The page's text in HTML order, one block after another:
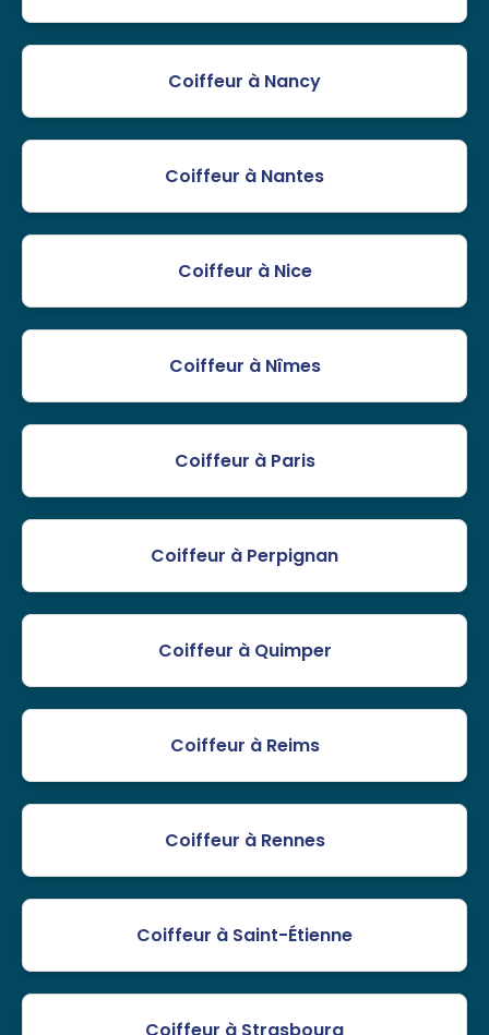
Coiffeur à Nancy
Coiffeur à Nantes
Coiffeur à Nice
Coiffeur à Nîmes
Coiffeur à Paris
Coiffeur à Perpignan
Coiffeur à Quimper
Coiffeur à Reims
Coiffeur à Rennes
Coiffeur à Saint-Étienne
Coiffeur à Strasbourg